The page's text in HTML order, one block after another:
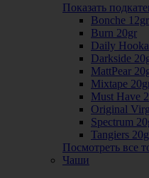
Показать
Bonche 12gr
Burn 20gr
Daily
Darkside
MattPear
Mixtape
Must Have
Original
Spectrum
Tangiers
Посмотреть все
Чаши